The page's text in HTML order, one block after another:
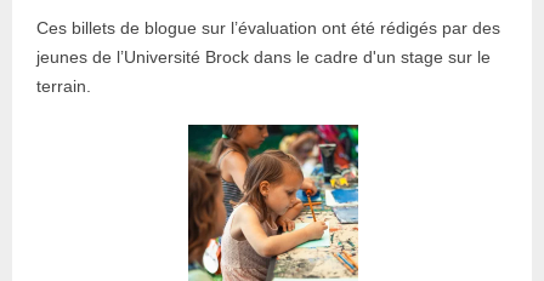
Ces billets de blogue sur l’évaluation ont été rédigés par des
jeunes de l’Université Brock dans le cadre d'un stage sur le
terrain.